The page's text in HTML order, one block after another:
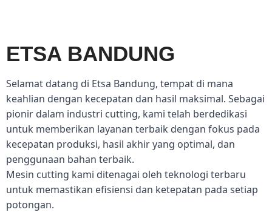
ETSA BANDUNG
Selamat datang di Etsa Bandung, tempat di mana
keahlian dengan kecepatan dan hasil maksimal. Sebagai
pionir dalam industri cutting, kami telah berdedikasi
untuk memberikan layanan terbaik dengan fokus pada
kecepatan produksi, hasil akhir yang optimal, dan
penggunaan bahan terbaik.
Mesin cutting kami ditenagai oleh teknologi terbaru
untuk memastikan efisiensi dan ketepatan pada setiap
potongan.